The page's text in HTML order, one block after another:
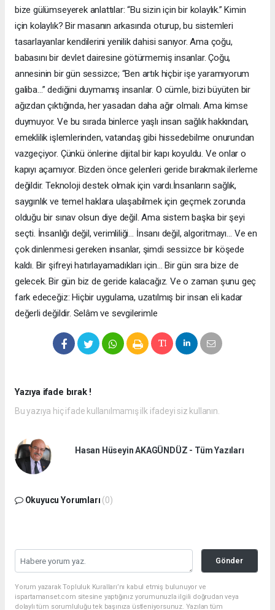
bize gülümseyerek anlattılar: “Bu sizin için bir kolaylık.” Kimin
için kolaylık? Bir masanın arkasında oturup, bu sistemleri
tasarlayanlar kendilerini yenilik dahisi sanıyor. Ama çoğu,
babasını bir devlet dairesine götürmemiş insanlar. Çoğu,
annesinin bir gün sessizce; “Ben artık hiçbir işe yaramıyorum
galiba…” dediğini duymamış insanlar. O cümle, bizi büyüten bir
ağızdan çıktığında, her yasadan daha ağır olmalı. Ama kimse
duymuyor. Ve bu sırada binlerce yaşlı insan sağlık hakkından,
emeklilik işlemlerinden, vatandaş gibi hissedebilme onurundan
vazgeçiyor. Çünkü önlerine dijital bir kapı koyuldu. Ve onlar o
kapıyı açamıyor. Bizden önce gelenleri geride bırakmak ilerleme
değildir. Teknoloji destek olmak için vardı.İnsanların sağlık,
saygınlık ve temel haklara ulaşabilmek için geçmek zorunda
olduğu bir sınav olsun diye değil. Ama sistem başka bir şeyi
seçti. İnsanlığı değil, verimliliği… İnsanı değil, algoritmayı… Ve en
çok dinlenmesi gereken insanlar, şimdi sessizce bir köşede
kaldı. Bir şifreyi hatırlayamadıkları için... Bir gün sıra bize de
gelecek. Bir gün biz de geride kalacağız. Ve o zaman şunu geç
fark edeceğiz: Hiçbir uygulama, uzatılmış bir insan eli kadar
değerli değildir. Selâm ve sevgilerimle
Yazıya ifade bırak !
Bu yazıya hiç ifade kullanılmamış ilk ifadeyi siz kullanın.
Hasan Hüseyin AKAGÜNDÜZ - Tüm Yazıları
Okuyucu Yorumları (0)
Gönder
Yorum yazarak Topluluk Kuralları’nı kabul etmiş bulunuyor ve
ispartamanset.com sitesine yaptığınız yorumunuzla ilgili doğrudan veya
dolaylı tüm sorumluluğu tek başınıza üstleniyorsunuz. Yazılan tüm